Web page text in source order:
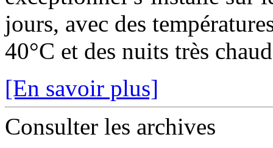
jours, avec des
40°C et des nuits très
[En savoir plus]
Consulter les archives